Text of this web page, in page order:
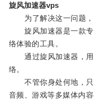
旋风加速器vps
为了解决这一问题，
旋风加速器是一款专
络体验的工具。
通过旋风加速器，用
络。
不管你身处何地，只
音频、游戏等多媒体内